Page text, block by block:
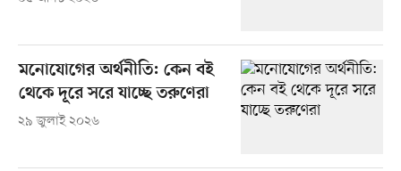
মনোযোগের অর্থনীতি: কেন বই
থেকে দূরে সরে যাচ্ছে তরুণেরা
২৯ জুলাই ২০২৬